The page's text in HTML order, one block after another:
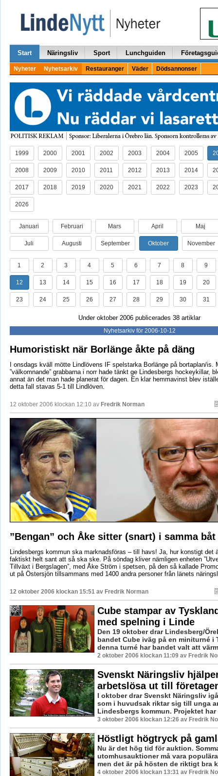
Start Näringsliv Sport Lunchguiden
Nyheter Nyhetsarkiv Restauranger Väder Dödsannonser
1999 2000 2001 2002 2003 2004 2005
2008 2009 2010 2011 2012 2013 2014
2017 2018 2019 2020 2021 2022 2023
2026
Januari Februari Mars April Maj
Juli Augusti September Oktober November
1 2 3 4 5 6 7 8 9
12 13 14 15 16 17 18 19 20
23 24 25 26 27 28 29 30 31
Under oktober 2006 publicerades 38 artiklar
Nyhetsarkiv för 2006-10-12
Humoristiskt när Borlänge åkte på däng
I onsdags kväll mötte Lindlövens IF spelstarka Borlänge på bortaplan/is.
”välkomnande” grabbarna i norr hade tänkt ge Lindesbergs hockeykillar,
annat än det man hade planerat för dagen. En klar hemmavinst blev
detta fall stavas 5-1 till Lindlöven.
12 oktober 2006 klockan 12:10 av Fredrik Norman
”Bengan” och Åke sitter (snart) i samma båt
Lindesbergs kommun ska marknadsföras – till havs! Ja, hur konstigt det
faktiskt helt sant att så ska ske. På söndag kliver nämligen enheten
Tillväxt i Bergslagen”, med Åke Ström i spetsen, på den så kallade
ut på Östersjön tillsammans med 1400 andra personer från länets
12 oktober 2006 klockan 15:51 av Fredrik Norman
Cube stampar av
med spelning i Linde
Den 19 oktober drar Lindesberg/
bandet Cube iväg på en miniturné i
denna turné har bandet valt att
2 oktober 2006 klockan 11:09 av Fredrik
Svenskt Näringsliv
arbetslösa ut till
I oktober drar Svenskt Näringsliv
som i huvudsak riktar sig till unga
Lindesbergs kommun. Projektet har
3 oktober 2006 klockan 12:26 av Fredrik
Höstligt högtryck på
Nu är det hög tid för auktion.
utomhusauktioner må vara
men det är på hösten de riktigt bra
4 oktober 2006 klockan 13:31 av Fredrik